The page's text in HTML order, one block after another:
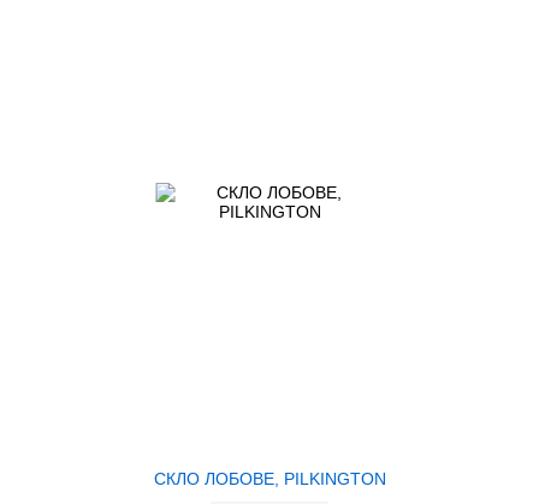
СКЛО ЛОБОВЕ, PILKINGTON